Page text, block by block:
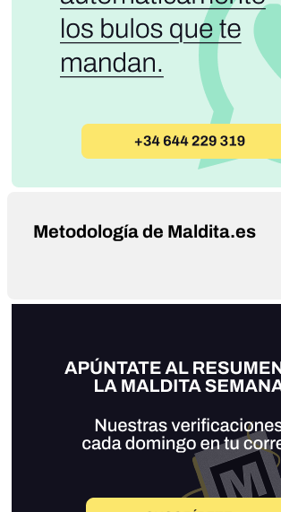
Metodología de Maldita.es